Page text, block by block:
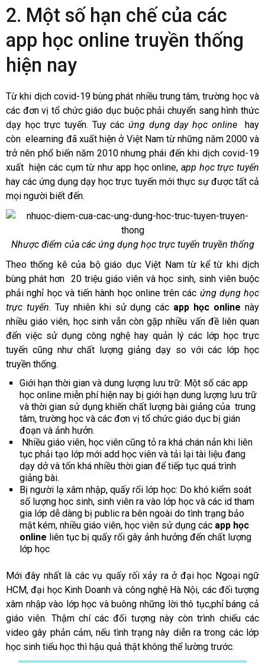
2. Một số hạn chế của các
app học online truyền thống
hiện nay
Từ khi dịch covid-19 bùng phát nhiều trung tâm, trường học và
các đơn vị tổ chức giáo dục buộc phải chuyển sang hình thức
dạy học trực tuyến. Tuy các ứng dụng dạy học online
hay
còn elearning đã xuất hiện ở Việt Nam từ những năm 2000 và
trở nên phổ biến năm 2010 nhưng phái đến khi dịch covid-19
xuất hiện các cụm từ như app học online, app học trực tuyến
hay các ứng dụng dạy học trực tuyến mới thực sự được tất cả
mọi người biết đến.
Nhược điểm của các ứng dụng học trực tuyến truyền thống
Theo thống kê của bộ giáo dục Việt Nam từ kể từ khi dịch
bùng phát hơn 20 triệu giáo viên và học sinh, sinh viên buộc
phải nghỉ học và tiến hành học online trên các ứng dụng học
trực tuyến. Tuy nhiên khi sử dụng các app học online này
nhiều giáo viên, học sinh vẫn còn gặp nhiều vấn đề liên quan
đến việc sử dụng công nghệ hay quản lý các lớp học trực
tuyến cũng như chất lượng giảng dạy so với các lớp học
truyền thống.
Giới hạn thời gian và dung lượng lưu trữ: Một số các app
học online miễn phí hiện nay bị giới hạn dung lượng lưu trữ
và thời gian sử dụng khiến chất lượng bài giảng của trung
tâm, trường học và các đơn vị tổ chức giáo dục bị gián
đoạn và ảnh hưởn.
Nhiều giáo viên, học viên cũng tỏ ra khá chán nản khi liên
tục phải tạo lớp mới add học viên và tải lại tài liệu đang
dạy dở và tốn khá nhiều thời gian để tiếp tục quá trình
giảng bài.
Bị người lạ xâm nhập, quấy rối lớp học: Do khó kiểm soát
số lượng học sinh, sinh viên ra vào lớp học và các id tham
gia lớp dễ dàng bị public ra bên ngoài do tình trạng bảo
mật kém, nhiều giáo viên, học viên sử dụng các app học
online liên tục bị quấy rối gây ảnh hưởng đến chất lượng
lớp học
Mới đây nhất là các vụ quấy rối xảy ra ở đại học Ngoại ngữ
HCM, đại học Kinh Doanh và công nghệ Hà Nội, các đối tượng
xâm nhập vào lớp học và buông những lời thô tục,phỉ báng cả
giáo viên. Thậm chí các đối tượng này còn trình chiếu các
video gây phản cảm, nếu tình trạng này diễn ra trong các lớp
học sinh tiểu học thì hậu quả thật không thể lường trước.